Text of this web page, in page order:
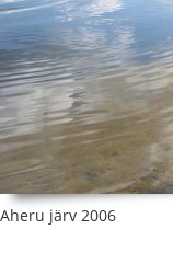
Aheru järv 2006